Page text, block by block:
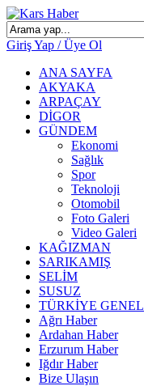
Giriş Yap / Üye Ol
ANA SAYFA
AKYAKA
ARPAÇAY
DİGOR
GÜNDEM
Ekonomi
Sağlık
Spor
Teknoloji
Otomobil
Foto Galeri
Video Galeri
KAĞIZMAN
SARIKAMIŞ
SELİM
SUSUZ
TÜRKİYE GENEL
Ağrı Haber
Ardahan Haber
Erzurum Haber
Iğdır Haber
Bize Ulaşın